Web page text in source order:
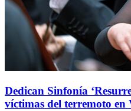
Dedican Sinfonía
víctimas del terremoto en